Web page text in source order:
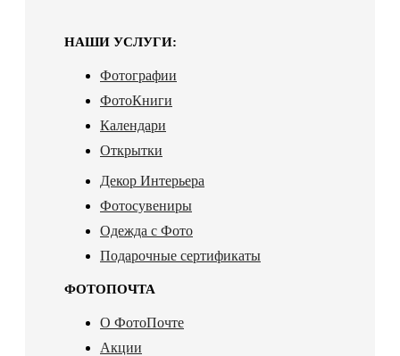
НАШИ УСЛУГИ:
Фотографии
ФотоКниги
Календари
Открытки
Декор Интерьера
Фотосувениры
Одежда с Фото
Подарочные сертификаты
ФОТОПОЧТА
О ФотоПочте
Акции